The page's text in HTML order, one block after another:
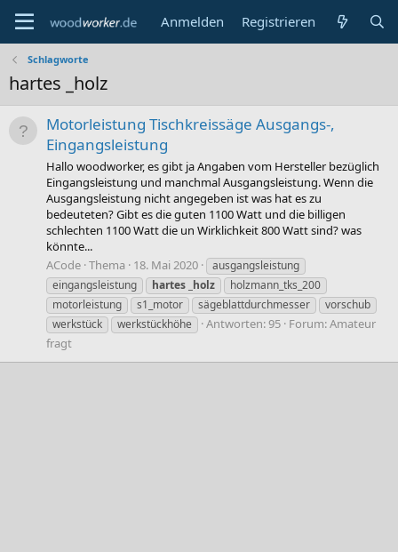
Anmelden Registrieren
Schlagworte
hartes _holz
Motorleistung Tischkreissäge Ausgangs-,
Eingangsleistung
Hallo woodworker, es gibt ja Angaben vom Hersteller bezüglich
Eingangsleistung und manchmal Ausgangsleistung. Wenn die
Ausgangsleistung nicht angegeben ist was hat es zu
bedeuteten? Gibt es die guten 1100 Watt und die billigen
schlechten 1100 Watt die un Wirklichkeit 800 Watt sind? was
könnte...
ACode Thema 18. Mai 2020
ausgangsleistung
eingangsleistung
hartes _holz
holzmann_tks_200
motorleistung
s1_motor sägeblattdurchmesser
vorschub
werkstück
werkstückhöhe Antworten: 95 Forum:Amateur
fragt